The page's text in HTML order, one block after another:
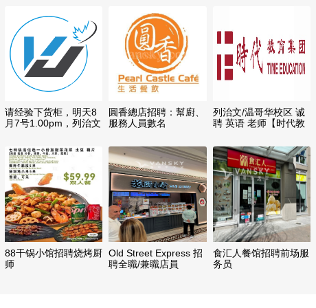
请经验下货柜，明天8
月7号1.00pm，列治文
圓香總店招聘：幫廚、
服務人員數名
列治文/温哥华校区 诚
聘 英语 老师【时代教
88干锅小馆招聘烧烤厨
师
Old Street Express 招
聘全職/兼職店員
食汇人餐馆招聘前场服
务员